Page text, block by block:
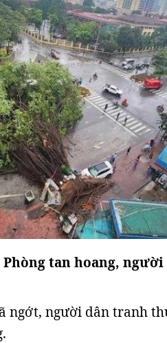
Phòng tan hoang,
ngớt, người dân tranh